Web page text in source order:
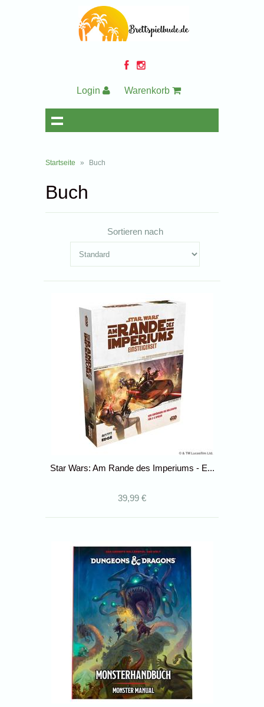
Login Warenkorb
Startseite » Buch
Buch
Sortieren nach
Star Wars: Am Rande des Imperiums - E...
39,99 €